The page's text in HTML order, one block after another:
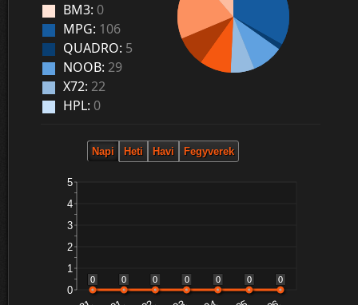
BM3: 0
MPG: 106
QUADRO: 5
NOOB: 29
X72: 22
HPL: 0